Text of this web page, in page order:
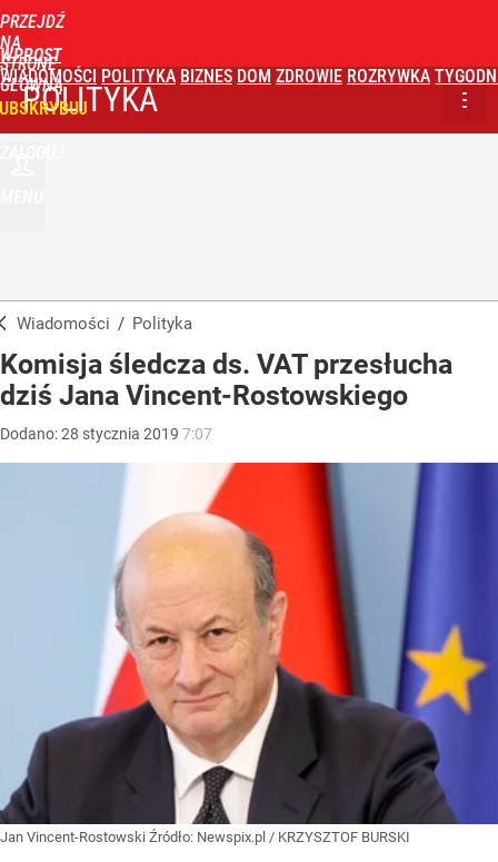
PRZEJDŹ
NA
STRONĘ
GŁÓWNĄ
WPROST
WIADOMOŚCI POLITYKA BIZNES DOM ZDROWIE ROZRYWKA
POLITYKA
Wiadomości / Polityka
Komisja śledcza ds. VAT przesłucha
dziś Jana Vincent-Rostowskiego
Dodano:28 stycznia 2019 7:07
Jan Vincent-Rostowski Źródło: Newspix.pl / KRZYSZTOF BURSKI